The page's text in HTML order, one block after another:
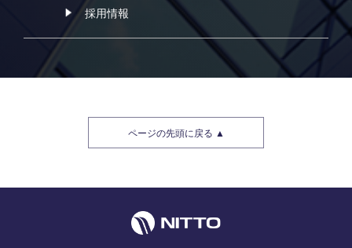
採用情報
ページの先頭に戻る ▲